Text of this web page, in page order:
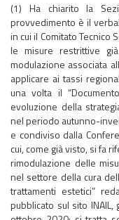
(1) Ha chiarito la
provvedimento è il
in cui il Comitato Tecnico
le misure restrittive
modulazione associata
applicare ai tassi
una volta il
evoluzione della
nel periodo autunno-
e condiviso dalla
cui, come già visto, si fa
rimodulazione delle
nel settore della cura
trattamenti estetici”
pubblicato sul sito